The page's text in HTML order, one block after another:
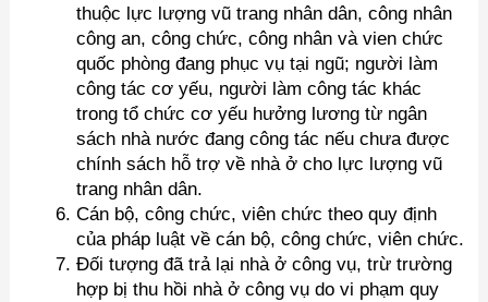
thuộc lực lượng vũ trang nhân dân, công nhân
công an, công chức, công nhân và vien chức
quốc phòng đang phục vụ tại ngũ; người làm
công tác cơ yếu, người làm công tác khác
trong tổ chức cơ yếu hưởng lương từ ngân
sách nhà nước đang công tác nếu chưa được
chính sách hỗ trợ về nhà ở cho lực lượng vũ
trang nhân dân.
Cán bộ, công chức, viên chức theo quy định
của pháp luật về cán bộ, công chức, viên chức.
Đối tượng đã trả lại nhà ở công vụ, trừ trường
hợp bị thu hồi nhà ở công vụ do vi phạm quy